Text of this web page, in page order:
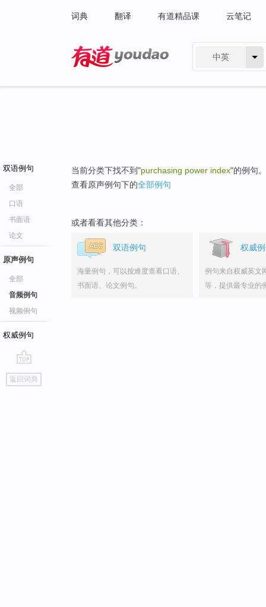
词典 翻译 有道精品课 云笔记
中英
双语例句
全部
口语
书面语
论文
原声例句
全部
音频例句
视频例句
权威例句
go
top
返回词典
当前分类下找不到"purchasing power index"的例句。
查看原声例句下的全部例句
或者看看其他分类：
双语例句
海量例句，可以按难度查看口语、
书面语、论文例句。
权威
例句来自权威英文
等，提供最专业的